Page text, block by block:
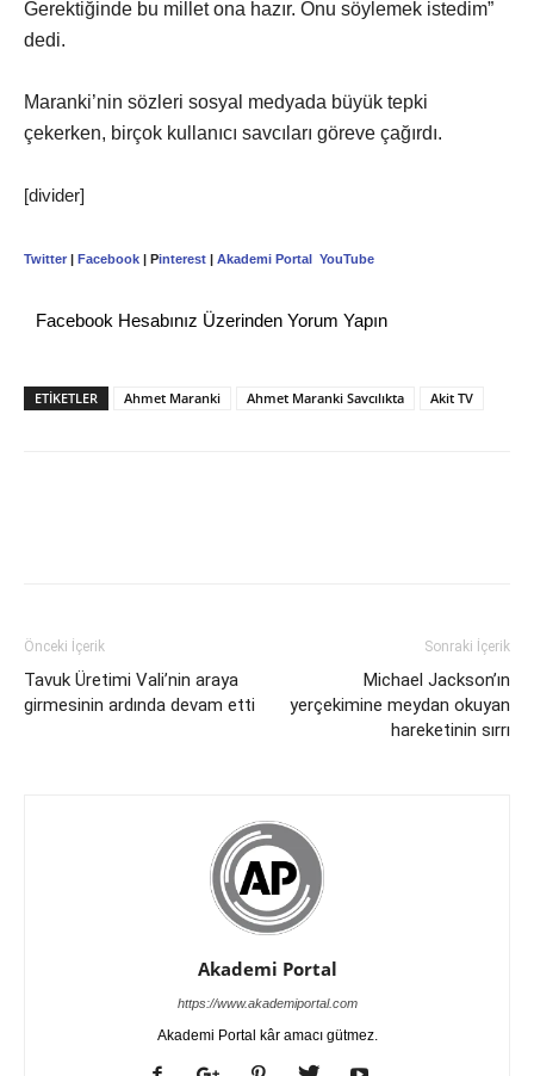
Gerektiğinde bu millet ona hazır. Onu söylemek istedim”
dedi.
Maranki’nin sözleri sosyal medyada büyük tepki
çekerken, birçok kullanıcı savcıları göreve çağırdı.
[divider]
Twitter | Facebook | Pinterest | Akademi Portal YouTube
Facebook Hesabınız Üzerinden Yorum Yapın
ETİKETLER Ahmet Maranki Ahmet Maranki Savcılıkta Akit TV
Önceki İçerik
Tavuk Üretimi Vali’nin araya
girmesinin ardında devam etti
Sonraki İçerik
Michael Jackson’ın
yerçekimine meydan okuyan
hareketinin sırrı
Akademi Portal
https://www.akademiportal.com
Akademi Portal kâr amacı gütmez.